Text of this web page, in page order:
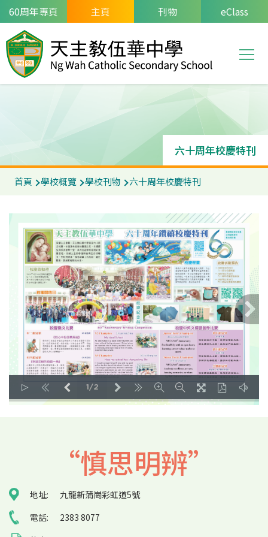
移至主內容
60周年專頁 主頁 刊物 eClass
Main
六十周年校慶特刊
導
連
首頁 學校概覽 學校刊物 六十周年校慶特刊
1/2
“慎思明辨”
地址:
九龍新蒲崗彩虹道5號
電話:
2383 8077